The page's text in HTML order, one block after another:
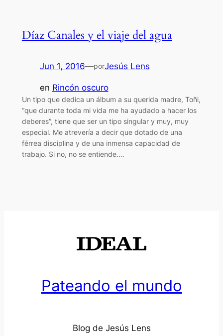
Díaz Canales y el viaje del agua
Jun 1, 2016—porJesús Lens
en Rincón oscuro
Un tipo que dedica un álbum a su querida madre, Toñi,
“que durante toda mi vida me ha ayudado a hacer los
deberes”, tiene que ser un tipo singular y muy, muy
especial. Me atrevería a decir que dotado de una
férrea disciplina y de una inmensa capacidad de
trabajo. Si no, no se entiende.…
Pateando el mundo
Blog de Jesús Lens